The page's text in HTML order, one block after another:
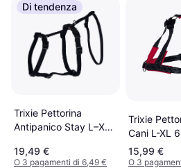
Di tendenza
Trixie Pettorina
Antipanico Stay L–XL
Torace x H 2,5 cm
19,49 €
O 3 pagamenti di 6,49 €
Trixie
Cani L-XL
Nero
15,99 €
O 3